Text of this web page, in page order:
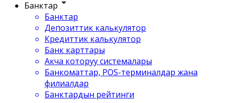
Банктар
Банктар
Депозиттик калькулятор
Кредиттик калькулятор
Банк карттары
Акча которуу системалары
Банкоматтар, POS-терминалдар жана
филиалдар
Банктардын рейтинги